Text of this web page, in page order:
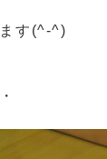
す(^-^)